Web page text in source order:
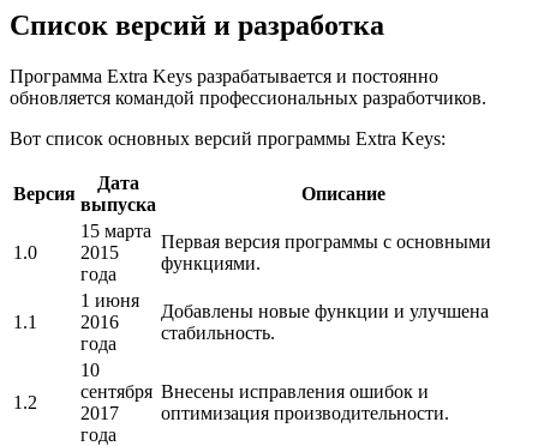
Список версий и разработка
Программа Extra Keys разрабатывается и постоянно
обновляется командой профессиональных разработчиков.
Вот список основных версий программы Extra Keys:
Версия
Дата
выпуска
Описание
1.0
15 марта
2015
года
Первая версия программы с основными
функциями.
1.1
1 июня
2016
года
Добавлены новые функции и улучшена
стабильность.
1.2
10
сентября
2017
года
Внесены исправления ошибок и
оптимизация производительности.